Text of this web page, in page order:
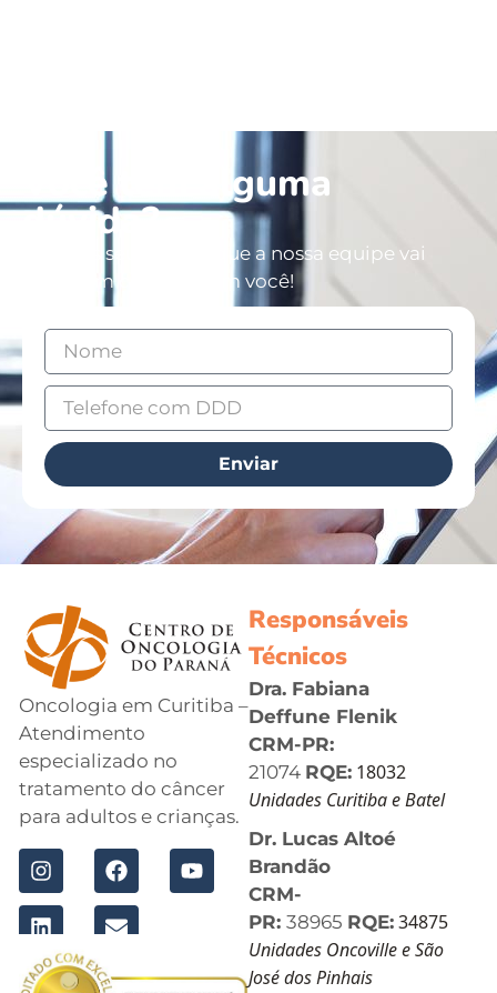
Você tem alguma
dúvida?
Deixe os seus dados que a nossa equipe vai
entrar em contato com você!
Enviar
Oncologia em Curitiba –
Atendimento
especializado no
tratamento do câncer
para adultos e crianças.
Responsáveis
Técnicos
Dra. Fabiana
Deffune Flenik
CRM-PR:
21074 RQE: 18032
Unidades Curitiba e Batel
Dr. Lucas Altoé
Brandão
CRM-
PR: 38965 RQE: 34875
Unidades Oncoville e São
José dos Pinhais